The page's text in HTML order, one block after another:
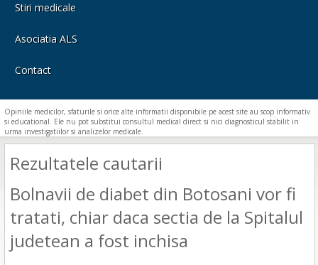
Stiri medicale
Asociatia ALS
Contact
Opiniile medicilor, sfaturile si orice alte informatii disponibile pe acest site au scop informativ
si educational. Ele nu pot substitui consultul medical direct si nici diagnosticul stabilit in
urma investigatiilor si analizelor medicale.
Rezultatele cautarii
Bolnavii de diabet din Botosani vor fi
tratati, chiar daca sectia de la Spitalul
judetean a fost inchisa